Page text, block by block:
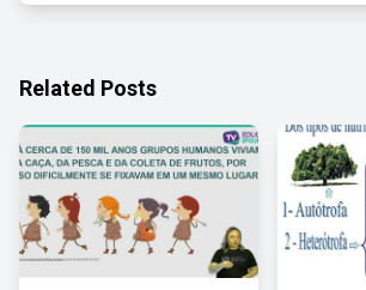
Related Posts